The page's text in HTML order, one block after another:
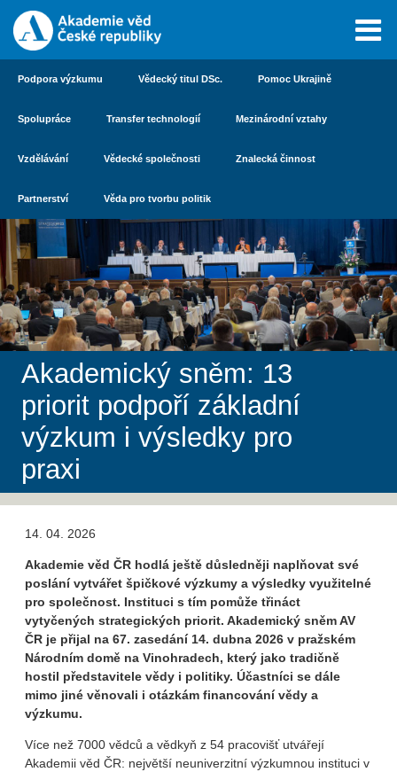
Podpora výzkumu Vědecký titul DSc. Pomoc Ukrajině
Spolupráce Transfer technologií Mezinárodní vztahy
Vzdělávání Vědecké společnosti Znalecká činnost
Partnerství Věda pro tvorbu politik
Akademický sněm: 13
priorit podpoří základní
výzkum i výsledky pro
praxi
14. 04. 2026
Akademie věd ČR hodlá ještě důsledněji naplňovat své
poslání vytvářet špičkové výzkumy a výsledky využitelné
pro společnost. Instituci s tím pomůže třináct
vytyčených strategických priorit. Akademický sněm AV
ČR je přijal na 67. zasedání 14. dubna 2026 v pražském
Národním domě na Vinohradech, který jako tradičně
hostil představitele vědy i politiky. Účastníci se dále
mimo jiné věnovali i otázkám financování vědy a
výzkumu.
Více než 7000 vědců a vědkyň z 54 pracovišť utvářejí
Akademii věd ČR: největší neuniverzitní výzkumnou instituci v